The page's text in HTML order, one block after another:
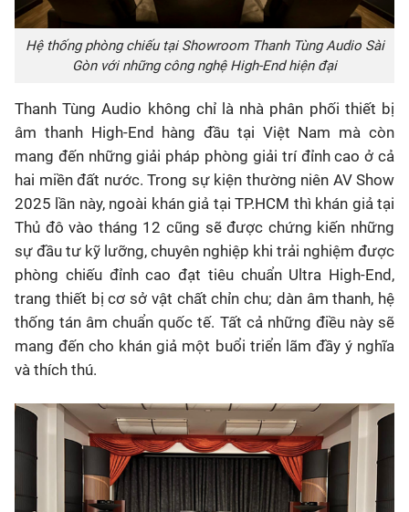
Hệ thống phòng chiếu tại Showroom Thanh Tùng Audio Sài
Gòn với những công nghệ High-End hiện đại
Thanh Tùng Audio không chỉ là nhà phân phối thiết bị
âm thanh High-End hàng đầu tại Việt Nam mà còn
mang đến những giải pháp phòng giải trí đỉnh cao ở cả
hai miền đất nước. Trong sự kiện thường niên AV Show
2025 lần này, ngoài khán giả tại TP.HCM thì khán giả tại
Thủ đô vào tháng 12 cũng sẽ được chứng kiến những
sự đầu tư kỹ lưỡng, chuyên nghiệp khi trải nghiệm được
phòng chiếu đỉnh cao đạt tiêu chuẩn Ultra High-End,
trang thiết bị cơ sở vật chất chỉn chu; dàn âm thanh, hệ
thống tán âm chuẩn quốc tế. Tất cả những điều này sẽ
mang đến cho khán giả một buổi triển lãm đầy ý nghĩa
và thích thú.